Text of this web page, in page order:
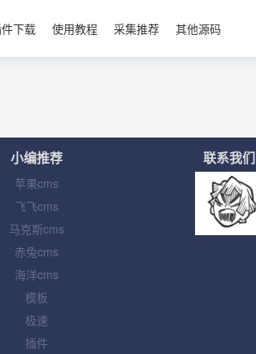
下载 使用教程 采集推荐 其他源码
小编推荐
苹果cms
飞飞cms
马克斯cms
赤兔cms
海洋cms
模板
极速
插件
联系我们